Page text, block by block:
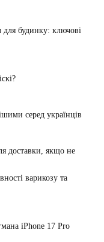
для будинку: ключові
серед українців
доставки, якщо не
варикозу та
iPhone 17 Pro